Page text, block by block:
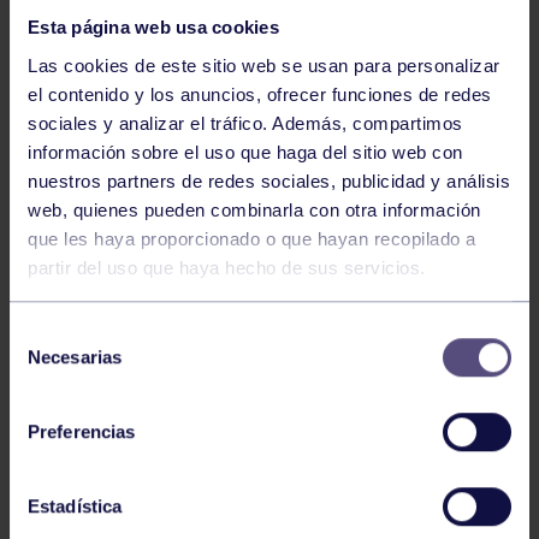
Esta página web usa cookies
Las cookies de este sitio web se usan para personalizar
el contenido y los anuncios, ofrecer funciones de redes
sociales y analizar el tráfico. Además, compartimos
información sobre el uso que haga del sitio web con
nuestros partners de redes sociales, publicidad y análisis
web, quienes pueden combinarla con otra información
que les haya proporcionado o que hayan recopilado a
partir del uso que haya hecho de sus servicios.
Necesarias
Preferencias
Estadística
Hockey 28 Jul 2026
ÓSCAR PALOMERO, RUMBO AL
MUNDIAL
Hockey